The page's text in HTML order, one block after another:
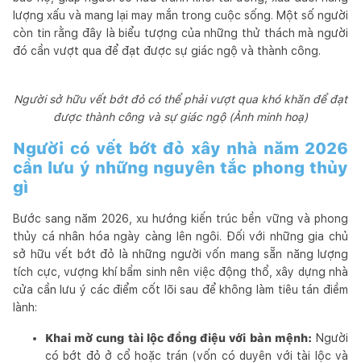
lượng xấu và mang lại may mắn trong cuộc sống. Một số người
còn tin rằng đây là biểu tượng của những thử thách mà người
đó cần vượt qua để đạt được sự giác ngộ và thành công.
Người sở hữu vết bớt đỏ có thể phải vượt qua khó khăn để đạt
được thành công và sự giác ngộ (Ảnh minh hoạ)
Người có vết bớt đỏ xây nhà năm 2026
cần lưu ý những nguyên tắc phong thủy
gì
Bước sang năm 2026, xu hướng kiến trúc bền vững và phong
thủy cá nhân hóa ngày càng lên ngôi. Đối với những gia chủ
sở hữu vết bớt đỏ là những người vốn mang sẵn năng lượng
tích cực, vượng khí bẩm sinh nên việc động thổ, xây dựng nhà
cửa cần lưu ý các điểm cốt lõi sau để không làm tiêu tán điềm
lành:
Khai mở cung tài lộc đồng điệu với bản mệnh: Người
có bớt đỏ ở cổ hoặc trán (vốn có duyên với tài lộc và